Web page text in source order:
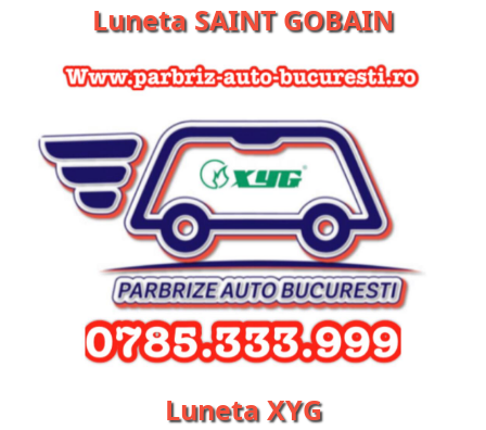
Luneta SAINT GOBAIN
Luneta XYG